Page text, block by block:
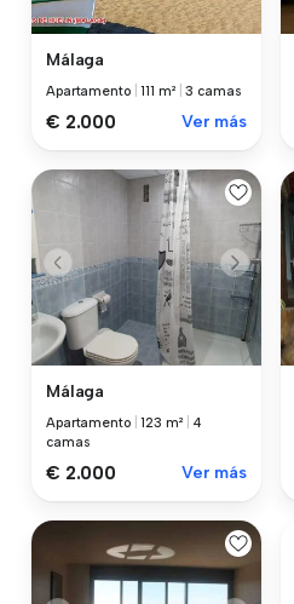
Málaga
Apartamento |111 m² |3 camas
€ 2.000 Ver más
Málaga
Apartamento |123 m²
4
camas
€ 2.000 Ver más